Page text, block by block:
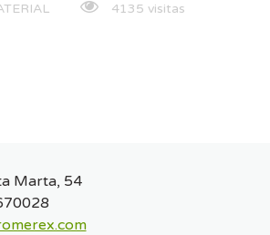
4135 visitas
Marta, 54